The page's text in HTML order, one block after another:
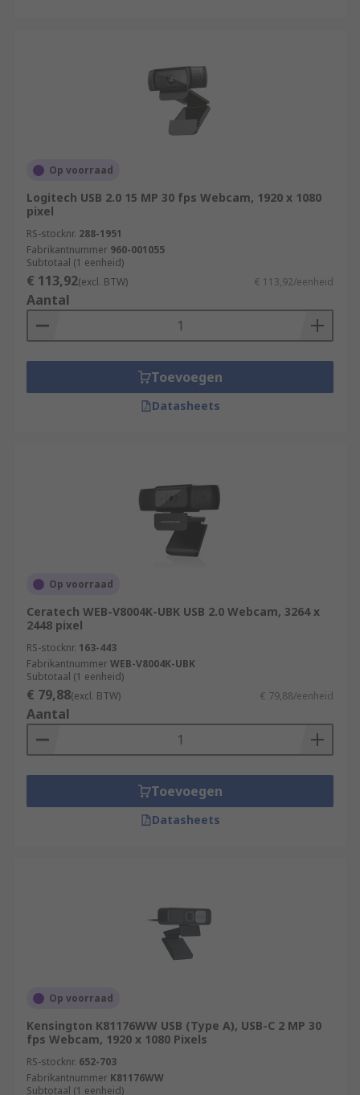
Op voorraad
Logitech USB 2.0 15 MP 30 fps Webcam, 1920 x 1080
pixel
RS-stocknr. 288-1951
Fabrikantnummer 960-001055
Subtotaal (1 eenheid)
€ 113,92(excl. BTW) € 113,92/eenheid
Aantal
Toevoegen
Datasheets
Op voorraad
Ceratech WEB-V8004K-UBK USB 2.0 Webcam, 3264 x
2448 pixel
RS-stocknr. 163-443
FabrikantnummerWEB-V8004K-UBK
Subtotaal (1 eenheid)
€ 79,88(excl. BTW) € 79,88/eenheid
Aantal
Toevoegen
Datasheets
Op voorraad
Kensington K81176WW USB (Type A), USB-C 2 MP 30
fps Webcam, 1920 x 1080 Pixels
RS-stocknr. 652-703
Fabrikantnummer K81176WW
Subtotaal (1 eenheid)